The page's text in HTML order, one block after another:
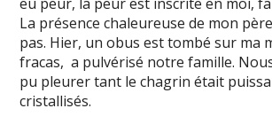
La présence chaleureuse de mon
pas. Hier, un obus est tombé sur ma
fracas, a pulvérisé notre famille.
pu pleurer tant le chagrin était
cristallisés.